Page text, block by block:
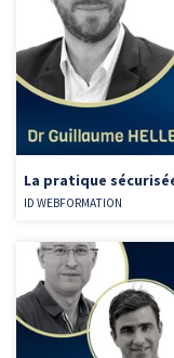
La pratique
ID WEBFORMATION